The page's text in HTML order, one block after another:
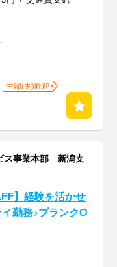
主婦(夫)歓迎
ス事業本部 新潟支
】経験を活かせ
勤務♪ブランクO